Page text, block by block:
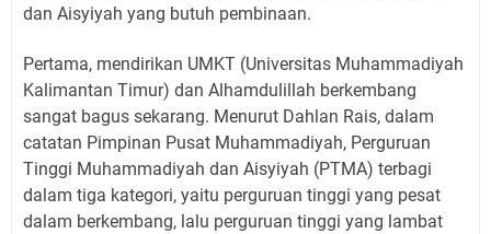
dan Aisyiyah yang butuh pembinaan.
Pertama, mendirikan UMKT (Universitas Muhammadiyah
Kalimantan Timur) dan Alhamdulillah berkembang
sangat bagus sekarang. Menurut Dahlan Rais, dalam
catatan Pimpinan Pusat Muhammadiyah, Perguruan
Tinggi Muhammadiyah dan Aisyiyah (PTMA) terbagi
dalam tiga kategori, yaitu perguruan tinggi yang pesat
dalam berkembang, lalu perguruan tinggi yang lambat